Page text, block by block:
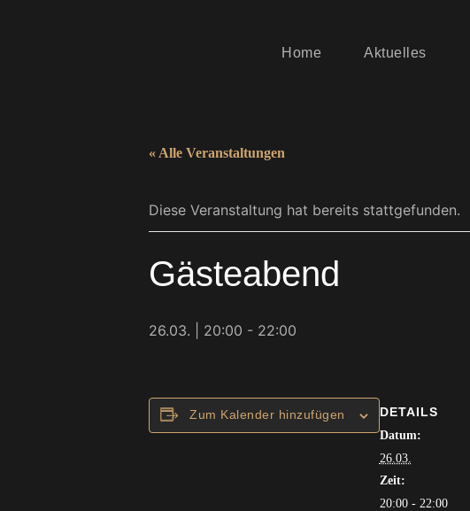
Home Aktuelles
« Alle Veranstaltungen
Diese Veranstaltung hat bereits stattgefunden.
Gästeabend
26.03. | 20:00 - 22:00
Zum Kalender hinzufügen DETAILS
Datum:
26.03.
Zeit:
20:00 - 22:00